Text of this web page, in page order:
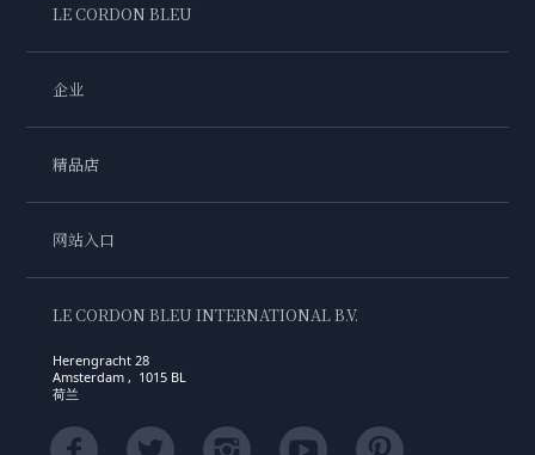
LE CORDON BLEU
企业
精品店
网站入口
LE CORDON BLEU INTERNATIONAL B.V.
Herengracht 28
Amsterdam , 1015 BL
荷兰